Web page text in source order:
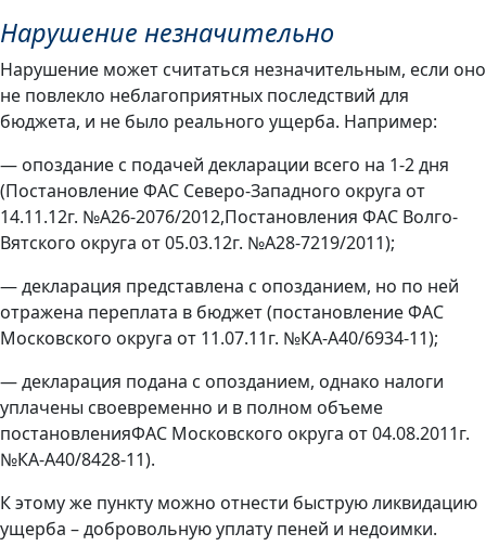
Нарушение незначительно
Нарушение может считаться незначительным, если оно
не повлекло неблагоприятных последствий для
бюджета, и не было реального ущерба. Например:
— опоздание с подачей декларации всего на 1-2 дня
(Постановление ФАС Северо-Западного округа от
14.11.12г. №А26-2076/2012,Постановления ФАС Волго-
Вятского округа от 05.03.12г. №А28-7219/2011);
— декларация представлена с опозданием, но по ней
отражена переплата в бюджет (постановление ФАС
Московского округа от 11.07.11г. №КА-А40/6934-11);
— декларация подана с опозданием, однако налоги
уплачены своевременно и в полном объеме
постановленияФАС Московского округа от 04.08.2011г.
№КА-А40/8428-11).
К этому же пункту можно отнести быструю ликвидацию
ущерба – добровольную уплату пеней и недоимки.